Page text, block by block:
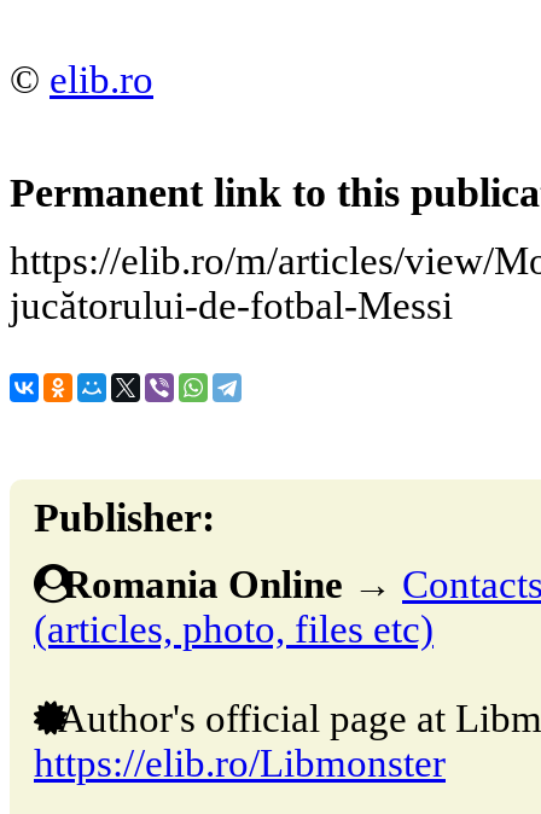
© elib.ro
Permanent link to this
https://elib.ro/m/articles/view/
jucătorului-de-fotbal-Messi
Publisher:
Romania Online →
(articles, photo, files etc)
Author's official page at
https://elib.ro/Libmonster